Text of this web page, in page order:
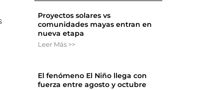
Proyectos solares vs
comunidades mayas entran en
nueva etapa
Leer Más >>
El fenómeno El Niño llega con
fuerza entre agosto y octubre